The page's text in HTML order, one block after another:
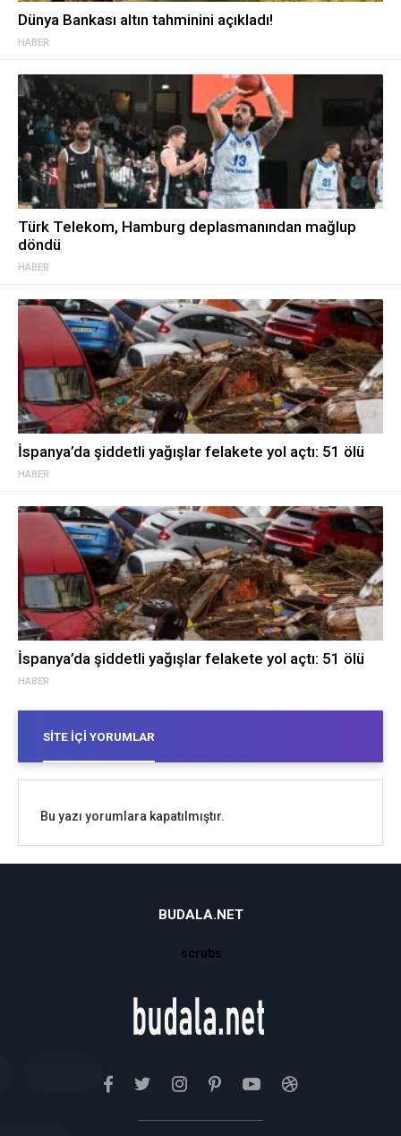
HABER
Dünya Bankası altın tahminini açıkladı!
HABER
Türk Telekom, Hamburg deplasmanından mağlup
döndü
HABER
İspanya’da şiddetli yağışlar felakete yol açtı: 51 ölü
HABER
İspanya’da şiddetli yağışlar felakete yol açtı: 51 ölü
SITE İÇI YORUMLAR
Bu yazı yorumlara kapatılmıştır.
BUDALA.NET
scrubs